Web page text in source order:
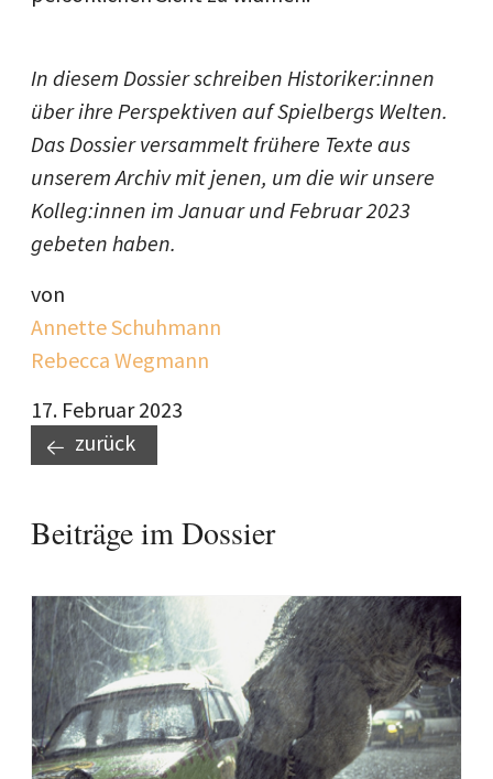
In diesem Dossier schreiben Historiker:innen
über ihre Perspektiven auf Spielbergs Welten.
Das Dossier versammelt frühere Texte aus
unserem Archiv mit jenen, um die wir unsere
Kolleg:innen im Januar und Februar 2023
gebeten haben.
von
Annette Schuhmann
Rebecca Wegmann
17. Februar 2023
zurück
Beiträge im Dossier